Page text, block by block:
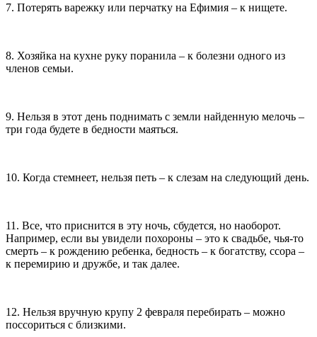
7. Потерять варежку или перчатку на Ефимия – к нищете.
8. Хозяйка на кухне руку поранила – к болезни одного из
членов семьи.
9. Нельзя в этот день поднимать с земли найденную мелочь –
три года будете в бедности маяться.
10. Когда стемнеет, нельзя петь – к слезам на следующий день.
11. Все, что приснится в эту ночь, сбудется, но наоборот.
Например, если вы увидели похороны – это к свадьбе, чья-то
смерть – к рождению ребенка, бедность – к богатству, ссора –
к перемирию и дружбе, и так далее.
12. Нельзя вручную крупу 2 февраля перебирать – можно
поссориться с близкими.